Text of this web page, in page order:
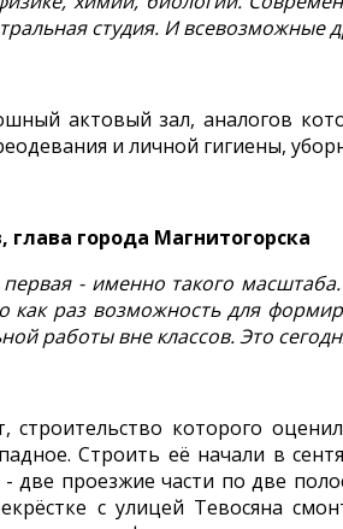
студия. И всевозможные
актовый зал, аналогов
и личной гигиены,
глава города Магнитогорска
первая - именно такого
как раз возможность для
работы вне классов. Это
строительство которого
Строить её начали в
две проезжие части по две
с улицей Тевосяна